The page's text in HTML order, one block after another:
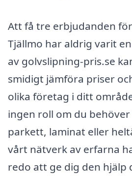
Att få tre erbjudanden
Tjällmo har aldrig varit
av golvslipning-pris.se
smidigt jämföra priser
olika företag i ditt
ingen roll om du
parkett, laminat eller
vårt nätverk av erfarna
redo att ge dig den hjälp